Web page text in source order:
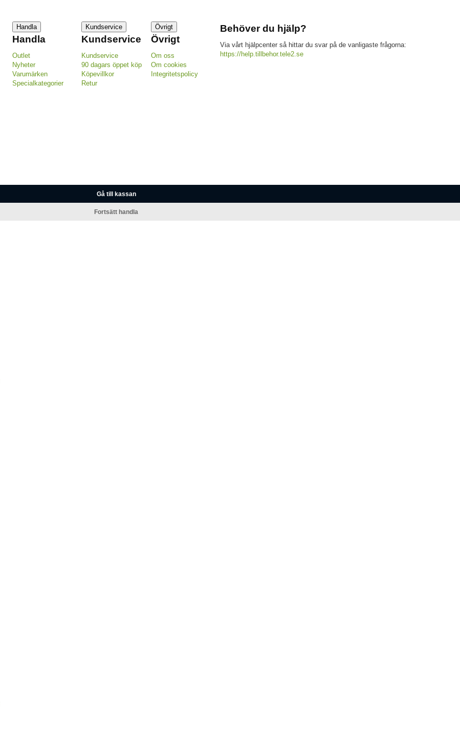
Handla
Handla
Outlet
Nyheter
Varumärken
Specialkategorier
Kundservice
Kundservice
Kundservice
90 dagars öppet köp
Köpevillkor
Retur
Övrigt
Övrigt
Om oss
Om cookies
Integritetspolicy
Behöver du hjälp?
Via vårt hjälpcenter så hittar du svar på de vanligaste frågorna:
https://help.tillbehor.tele2.se
Gå till kassan
Fortsätt handla